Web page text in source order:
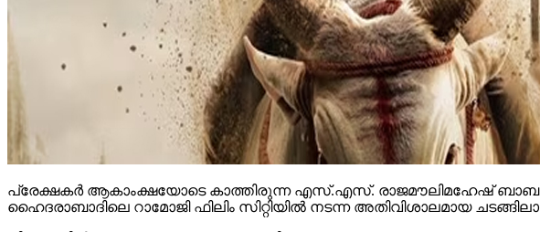
പ്രേക്ഷകര്‍ ആകാംക്ഷയോടെ കാത്തിരുന്ന എസ്.എസ്. രാജമൗലിമഹേഷ് ബാബു
ഹൈദരാബാദിലെ റാമോജി ഫിലിം സിറ്റിയില്‍ നടന്ന അതിവിശാലമായ